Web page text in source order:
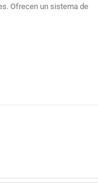
Ofrecen un sistema de